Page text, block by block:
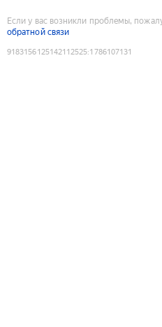
Если у вас возникли проблемы,
обратной связи
9183156125142112525:1786107131